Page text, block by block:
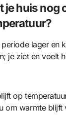
je huis nog
lager en
je ziet en voelt
op
om warmte blijft